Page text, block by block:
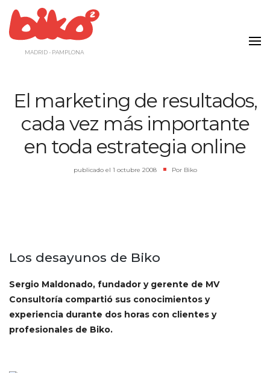
contenido
MADRID - PAMPLONA
El marketing de resultados,
cada vez más importante
en toda estrategia online
publicado el 1 octubre 2008 | Por Biko
Los desayunos de Biko
Sergio Maldonado, fundador y gerente de MV
Consultoría compartió sus conocimientos y
experiencia durante dos horas con clientes y
profesionales de Biko.